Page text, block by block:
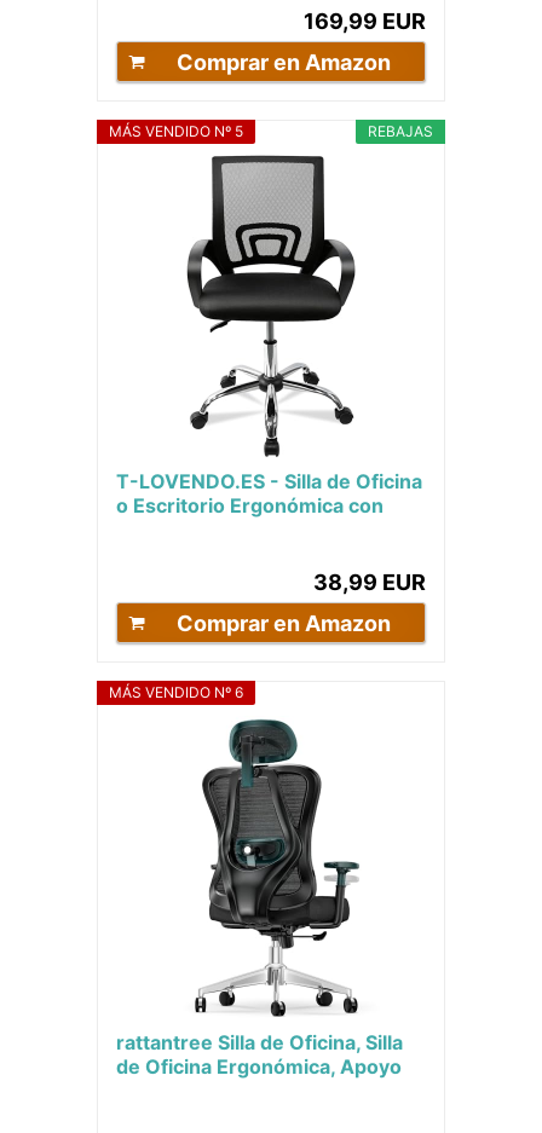
169,99 EUR
Comprar en Amazon
REBAJAS
MÁS VENDIDO Nº 5
T-LOVENDO.ES - Silla de Oficina
o Escritorio Ergonómica con
38,99 EUR
Comprar en Amazon
MÁS VENDIDO Nº 6
rattantree Silla de Oficina, Silla
de Oficina Ergonómica, Apoyo